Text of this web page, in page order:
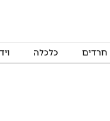
חרדים כלכלה